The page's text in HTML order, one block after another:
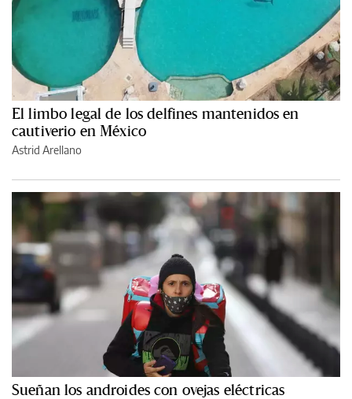
El limbo legal de los delfines mantenidos en
cautiverio en México
Astrid Arellano
Sueñan los androides con ovejas eléctricas